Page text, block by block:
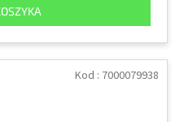
Kod : 7000079938